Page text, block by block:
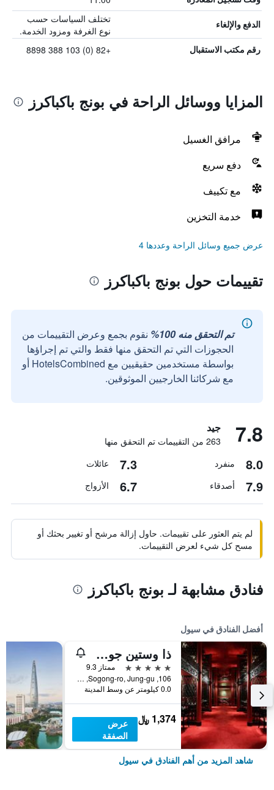
الدفع والإلغاء
تختلف السياسات حسب
نوع الغرفة ومزود الخدمة.
رقم مكتب الاستقبال +82 (0) 103 388 8898
المزايا ووسائل الراحة في بونج باكباكرز
مرافق الغسيل
دفع سريع
مع تكييف
خدمة التخزين
عرض جميع وسائل الراحة وعددها 4
تقييمات حول بونج باكباكرز
تم التحقق منه 100%
نقوم بجمع وعرض التقييمات من
الحجوزات التي تم التحقق منها فقط والتي تم إجراؤها
بواسطة مستخدمين حقيقيين مع HotelsCombined أو
مع شركائنا الخارجيين الموثوقين.
7.8 جيد
263 من التقييمات تم التحقق منها
8.0 منفرد 7.3 عائلات
7.9 أصدقاء 6.7 الأزواج
لم يتم العثور على تقييمات. حاول إزالة مرشح أو تغيير بحثك أو
مسح كل شيء لعرض التقييمات.
فنادق مشابهة لـ بونج باكباكرز
أفضل الفنادق في سيول
ذا وستين جوسون سول
5 نجوم
ممتاز 9.3
106, Sogong-ro, Jung-gu, سيول, كوريا الجنوبية
0.0 كيلومتر عن وسط المدينة
1,374 ﷼
عرض
الصفقة
شاهد المزيد من أهم الفنادق في سيول